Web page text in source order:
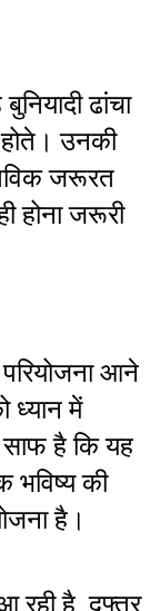
ढांचा
उनकी
जरूरत
होना जरूरी
आने
ध्यान में
है कि यह
भविष्य की
है।
रही है, दफ्तर